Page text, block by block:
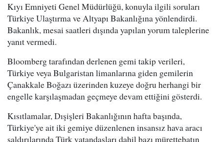
Kıyı Emniyeti Genel Müdürlüğü, konuyla ilgili soruları
Türkiye Ulaştırma ve Altyapı Bakanlığına yönlendirdi.
Bakanlık, mesai saatleri dışında yapılan yorum taleplerine
yanıt vermedi.
Bloomberg tarafından derlenen gemi takip verileri,
Türkiye veya Bulgaristan limanlarına giden gemilerin
Çanakkale Boğazı üzerinden kuzeye doğru herhangi bir
engelle karşılaşmadan geçmeye devam ettiğini gösterdi.
Kısıtlamalar, Dışişleri Bakanlığının hafta başında,
Türkiye'ye ait iki gemiye düzenlenen insansız hava aracı
saldırılarında Türk vatandaşları dahil bazı mürettebatın